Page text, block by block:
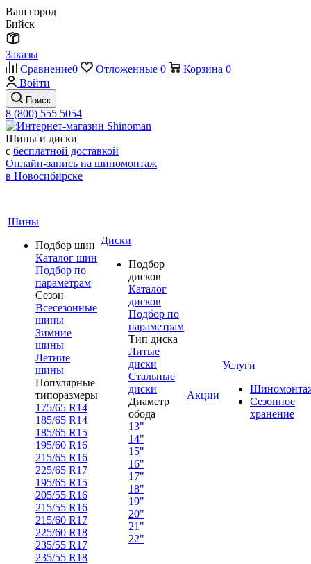
Ваш город
Бийск
Заказы
Сравнение0 Отложенные 0 Корзина 0
Войти
Поиск
8 (800) 555 5054
Шины и диски
с бесплатной доставкой
Онлайн-запись на шиномонтаж
в Новосибирске
Шины
Подбор шин
Каталог шин
Подбор по
параметрам
Сезон
Всесезонные
шины
Зимние
шины
Летние
шины
Популярные
типоразмеры
175/65 R14
185/65 R14
185/65 R15
195/60 R16
215/65 R16
225/65 R17
195/65 R15
205/55 R16
215/55 R16
215/60 R17
225/60 R18
235/55 R17
235/55 R18
Диски
Подбор
дисков
Каталог
дисков
Подбор по
параметрам
Тип диска
Литые
диски
Стальные
диски
Диаметр
обода
13"
14"
15"
16"
17"
18"
19"
20"
21"
22"
Акции
Услуги
Сезонное
хранение